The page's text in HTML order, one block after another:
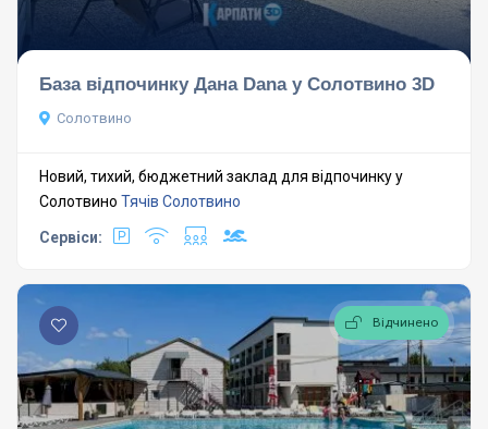
База відпочинку Дана Dana у Солотвино 3D
Солотвино
Новий, тихий, бюджетний заклад для відпочинку у
Солотвино Тячів Солотвино
Сервіси:
Відчинено